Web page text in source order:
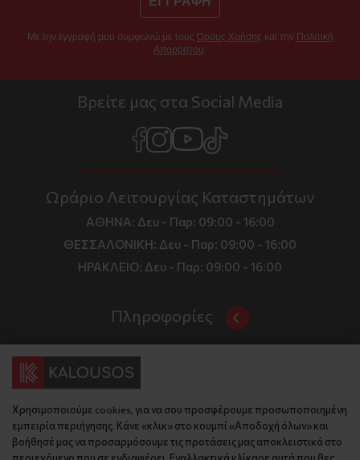
Με την εγγραφή μου συμφωνώ με τους Όρους Χρήσης και την Πολιτική
Απορρήτου.
Βρείτε μας στα Social Media
Ωράριο Λειτουργίας Καταστημάτων
ΑΘΗΝΑ: Δευ - Παρ: 09:00 - 16:00
ΘΕΣΣΑΛΟΝΙΚΗ: Δευ - Παρ: 09:00 - 16:00
ΗΡΑΚΛΕΙΟ: Δευ - Παρ: 09:00 - 16:00
Πληροφορίες
Όροι και Προϋποθέσεις
Τιμές, Τρόποι Αποστολής και Πληρωμής
Πολιτική Απορρήτου
Κώδικας Δεοντολογίας
Εταιρικό Προφίλ
Επικοινωνία
Διεύθυνση
Έδρα: Γράμμου 29, 18345 , Μοσχάτο Αττική
Θεσ/νίκη: Λυσάνδρου 8, 54642, Θεσσαλονίκη
Κρήτη: Θερίσου 52, 71305, Ηράκλειο
Χρησιμοποιούμε cookies, για να σου προσφέρουμε προσωποποιημένη
εμπειρία περιήγησης. Κάνε «κλικ» στο κουμπί «Αποδοχή όλων» και
βοήθησέ μας να προσαρμόσουμε τις προτάσεις μας αποκλειστικά στο
περιεχόμενο που σε ενδιαφέρει. Εναλλακτικά κλίκαρε αυτά που θες